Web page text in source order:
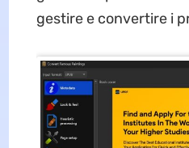
gestire e convertire i